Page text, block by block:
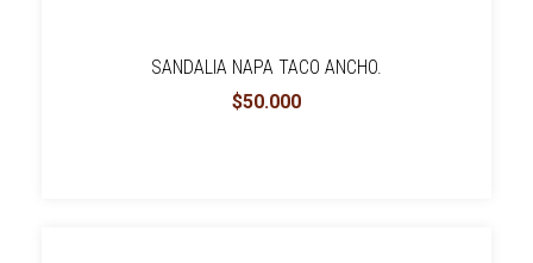
SANDALIA NAPA TACO ANCHO.
$50.000